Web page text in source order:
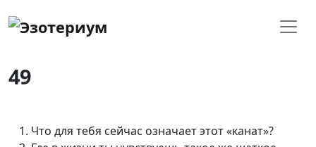
49
Что для тебя сейчас означает этот «канат»?